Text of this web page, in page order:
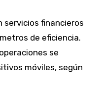
financieros
de eficiencia.
se
móviles, según